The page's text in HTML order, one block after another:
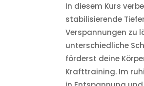
In diesem Kurs
stabilisierende
Verspannungen zu
unterschiedliche
förderst deine
Krafttraining. Im